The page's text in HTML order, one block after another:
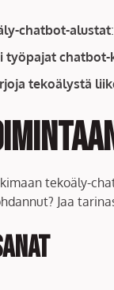
chatbot-alustat
työpajat chatbot-
tekoälystä
tekoäly-
Jaa